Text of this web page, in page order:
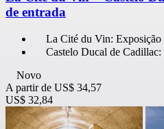
de entrada
La Cité du Vin: Exposição
Castelo Ducal de Cadillac:
Novo
A partir de US$ 34,57
US$ 32,84